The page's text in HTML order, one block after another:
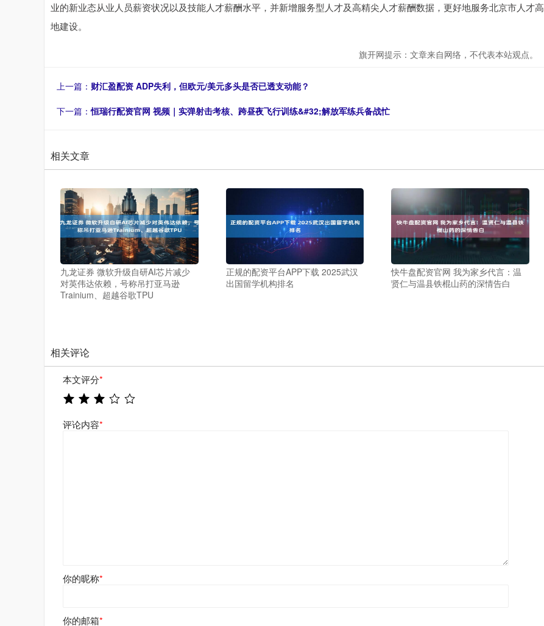
业的新业态从业人员薪资状况以及技能人才薪酬水平，并新增服务型人才及高精尖人才薪酬数据，更好地服务北京市人才高
地建设。
旗开网提示：文章来自网络，不代表本站观点。
上一篇： 财汇盈配资 ADP失利，但欧元/美元多头是否已透支动能？
下一篇：恒瑞行配资官网 视频｜实弹射击考核、跨昼夜飞行训练&#32;解放军练兵备战忙
相关文章
九龙证券 微软升级自研AI芯片减少
对英伟达依赖，号称吊打亚马逊
Trainium、超越谷歌TPU
正规的配资平台APP下载 2025武汉
出国留学机构排名
快牛盘配资官网 我为家乡代言：温
贤仁与温县铁棍山药的深情告白
相关评论
本文评分*
评论内容*
你的昵称*
你的邮箱*